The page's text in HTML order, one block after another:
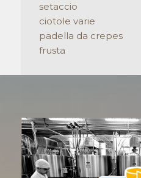
setaccio
ciotole varie
padella da crepes
frusta